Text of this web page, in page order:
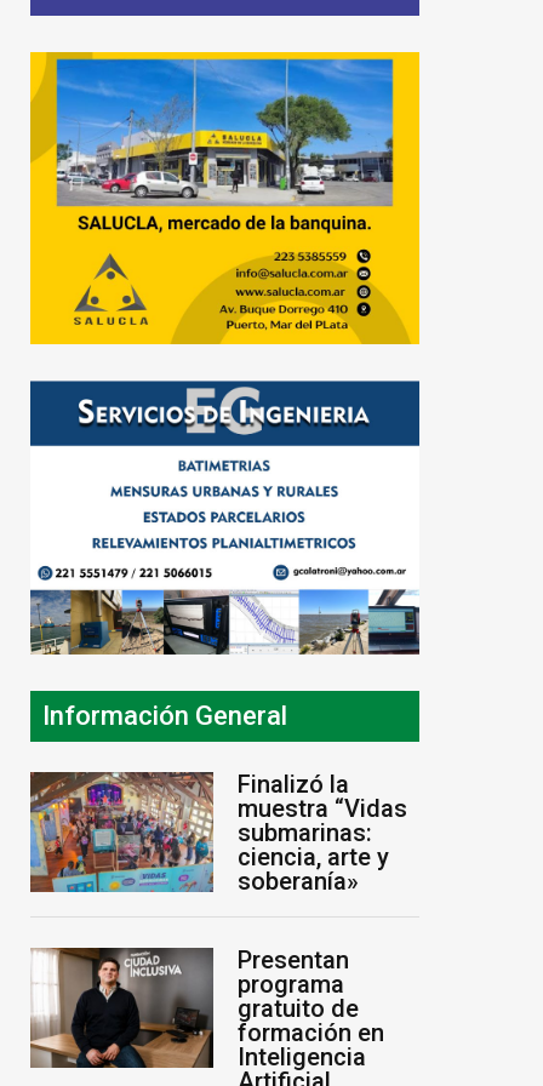
Información General
Finalizó la
muestra “Vidas
submarinas:
ciencia, arte y
soberanía»
Presentan
programa
gratuito de
formación en
Inteligencia